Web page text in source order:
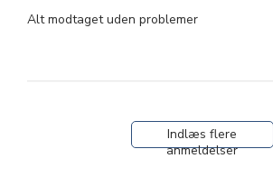
Alt modtaget uden problemer
Indlæs flere
anmeldelser